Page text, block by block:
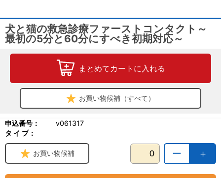
動作・歩行の異常
粘膜色の異常
誤食
第3章 疾患別の対応方法
発作重積
熱中症
脳炎・髄膜炎
脳腫瘍
呼吸異常
喉頭麻痺
気管虚脱
犬と猫の救急診療ファーストコンタクト～
最初の5分と60分にすべき初期対応～
まとめてカートに入れる
お買い物候補（すべて）
申込番号：
v061317
タ イ プ：
＋
ー
お買い物候補